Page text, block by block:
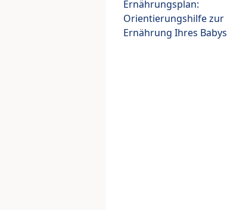
Ernährungsplan:
Orientierungshilfe zur
Ernährung Ihres Babys